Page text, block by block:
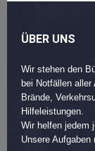
ÜBER UNS
Wir stehen den
bei Notfällen
Brände,
Hilfeleistungen.
Wir helfen jedem
Unsere Aufgaben